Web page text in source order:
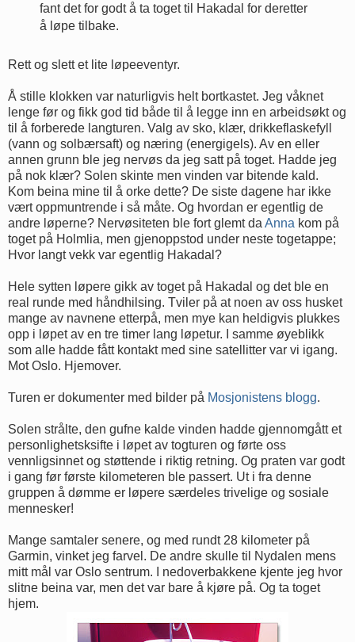
fant det for godt å ta toget til Hakadal for deretter
å løpe tilbake.
Rett og slett et lite løpeeventyr.
Å stille klokken var naturligvis helt bortkastet. Jeg våknet
lenge før og fikk god tid både til å legge inn en arbeidsøkt og
til å forberede langturen. Valg av sko, klær, drikkeflaskefyll
(vann og solbærsaft) og næring (energigels). Av en eller
annen grunn ble jeg nervøs da jeg satt på toget. Hadde jeg
på nok klær? Solen skinte men vinden var bitende kald.
Kom beina mine til å orke dette? De siste dagene har ikke
vært oppmuntrende i så måte. Og hvordan er egentlig de
andre løperne? Nervøsiteten ble fort glemt da Anna kom på
toget på Holmlia, men gjenoppstod under neste togetappe;
Hvor langt vekk var egentlig Hakadal?
Hele sytten løpere gikk av toget på Hakadal og det ble en
real runde med håndhilsing. Tviler på at noen av oss husket
mange av navnene etterpå, men mye kan heldigvis plukkes
opp i løpet av en tre timer lang løpetur. I samme øyeblikk
som alle hadde fått kontakt med sine satellitter var vi igang.
Mot Oslo. Hjemover.
Turen er dokumenter med bilder på Mosjonistens blogg.
Solen strålte, den gufne kalde vinden hadde gjennomgått et
personlighetsksifte i løpet av togturen og førte oss
vennligsinnet og støttende i riktig retning. Og praten var godt
i gang før første kilometeren ble passert. Ut i fra denne
gruppen å dømme er løpere særdeles trivelige og sosiale
mennesker!
Mange samtaler senere, og med rundt 28 kilometer på
Garmin, vinket jeg farvel. De andre skulle til Nydalen mens
mitt mål var Oslo sentrum. I nedoverbakkene kjente jeg hvor
slitne beina var, men det var bare å kjøre på. Og ta toget
hjem.